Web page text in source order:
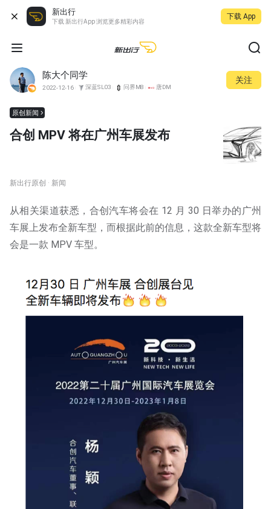
新出行
下载 新出行App 浏览更多精彩内容
下载 App
陈大个同学
2022-12-16 深蓝SL03 问界M8 唐DM
关注
原创新闻
合创 MPV 将在广州车展发布
新出行原创 · 新闻
从相关渠道获悉，合创汽车将会在 12 月 30 日举办的广州
车展上发布全新车型，而根据此前的信息，这款全新车型将
会是一款 MPV 车型。